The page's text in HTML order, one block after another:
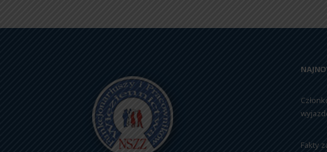
Fakty